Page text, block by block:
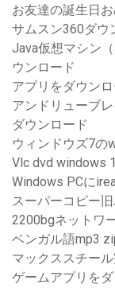
お友達の誕生日
サムスン360ダウ
Java仮想マシン
ウンロード
アプリをダウン
アンドリューブ
ダウンロード
ウィンドウズ7の
Vlc dvd windows
Windows PCに
スーパーコピー
2200bgネットワ
ベンガル語mp3
マックススチー
ゲームアプリを